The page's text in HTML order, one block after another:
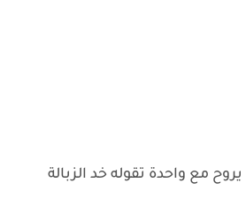
مع واحدة تقوله خد الزبالة